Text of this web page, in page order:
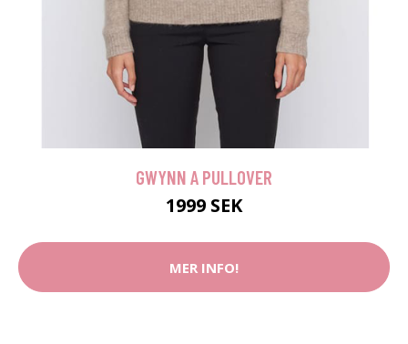
GWYNN A PULLOVER
1999 SEK
MER INFO!